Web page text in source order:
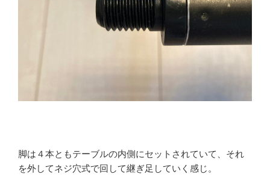
脚は４本ともテーブルの内側にセットされていて、それ
を外してネジ穴式で回して継ぎ足していく感じ。